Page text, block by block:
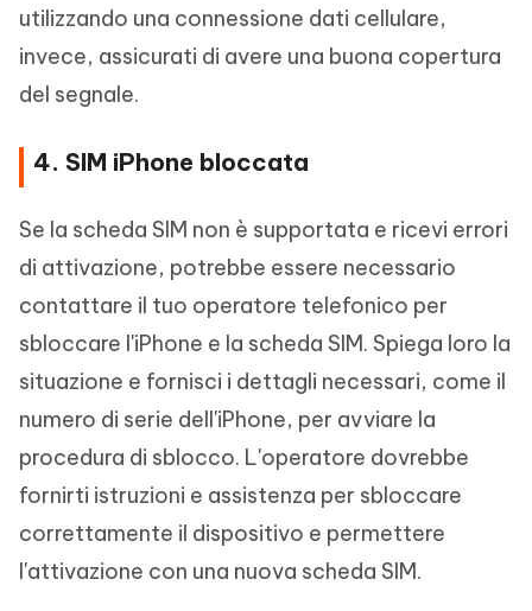
utilizzando una connessione dati cellulare,
invece, assicurati di avere una buona copertura
del segnale.
4. SIM iPhone bloccata
Se la scheda SIM non è supportata e ricevi errori
di attivazione, potrebbe essere necessario
contattare il tuo operatore telefonico per
sbloccare l'iPhone e la scheda SIM. Spiega loro la
situazione e fornisci i dettagli necessari, come il
numero di serie dell'iPhone, per avviare la
procedura di sblocco. L'operatore dovrebbe
fornirti istruzioni e assistenza per sbloccare
correttamente il dispositivo e permettere
l'attivazione con una nuova scheda SIM.